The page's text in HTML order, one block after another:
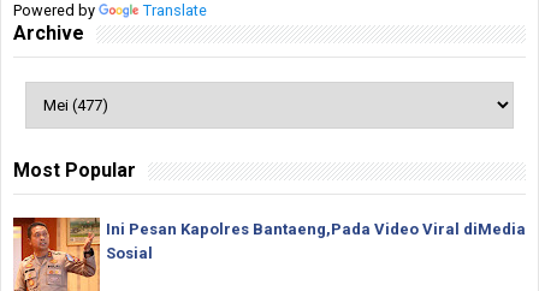
Powered by Translate
Archive
Most Popular
Ini Pesan Kapolres Bantaeng,Pada Video Viral diMedia
Sosial